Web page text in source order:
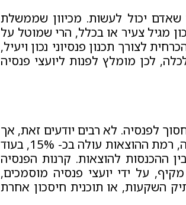
שאדם יכול לעשות. מכיוון שממשלת
מגיל צעיר או בכלל, הרי שמוטל על
לצורך תכנון פנסיוני נכון ויעיל,
לכן מומלץ לפנות ליועצי פנסיה
לפנסיה. לא רבים יודעים זאת, אך
הסטטיסטיקות מורות כי ברוב המוחלט של המקרים, בעת היציאה לפנסיה, רמת ההוצאות עולה בכ- 15%, בעוד
ההכנסות יורדת בערך באותו שיעור, ונוצר מאזן שלילי של 30% בין ההכנסות להוצאות. קרנות הפנסיה
על ידי יועצי פנסיה מוסמכים,
השקעות, או תוכנית חיסכון אחרת